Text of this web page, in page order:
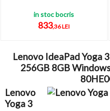
in stoc bocris
833,36 LEI
Lenovo IdeaPad Yoga
256GB 8GB
Lenovo
Yoga 3